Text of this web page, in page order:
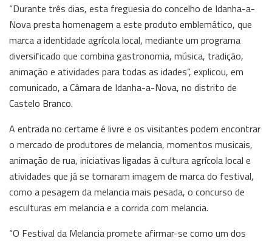
“Durante três dias, esta freguesia do concelho de Idanha-a-
Nova presta homenagem a este produto emblemático, que
marca a identidade agrícola local, mediante um programa
diversificado que combina gastronomia, música, tradição,
animação e atividades para todas as idades”, explicou, em
comunicado, a Câmara de Idanha-a-Nova, no distrito de
Castelo Branco.
A entrada no certame é livre e os visitantes podem encontrar
o mercado de produtores de melancia, momentos musicais,
animação de rua, iniciativas ligadas à cultura agrícola local e
atividades que já se tornaram imagem de marca do festival,
como a pesagem da melancia mais pesada, o concurso de
esculturas em melancia e a corrida com melancia.
“O Festival da Melancia promete afirmar-se como um dos